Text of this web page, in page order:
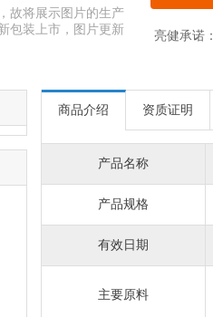
故将展示图片的生产
包装上市，图片更新
亮健承诺：
商品介绍 资质证明
产品名称
产品规格
有效日期
主要原料